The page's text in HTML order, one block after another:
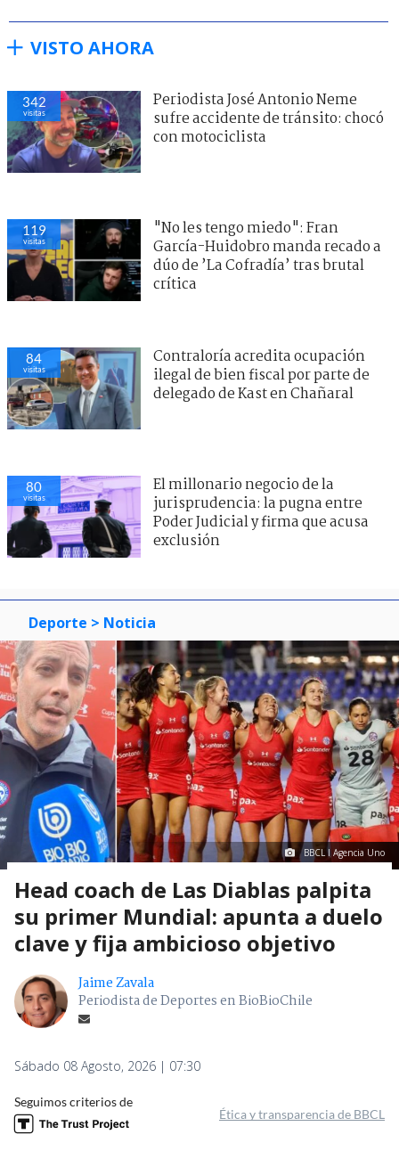
VISTO AHORA
342
visitas
Periodista José Antonio Neme
sufre accidente de tránsito: chocó
con motociclista
119
visitas
"No les tengo miedo": Fran
García-Huidobro manda recado a
dúo de ’La Cofradía’ tras brutal
crítica
84
visitas
Contraloría acredita ocupación
ilegal de bien fiscal por parte de
delegado de Kast en Chañaral
80
visitas
El millonario negocio de la
jurisprudencia: la pugna entre
Poder Judicial y firma que acusa
exclusión
Deporte > Noticia
BBCL I Agencia Uno
Head coach de Las Diablas palpita
su primer Mundial: apunta a duelo
clave y fija ambicioso objetivo
Jaime Zavala
Periodista de Deportes en BioBioChile
Sábado 08 Agosto, 2026 | 07:30
Seguimos criterios de
Ética y transparencia de BBCL